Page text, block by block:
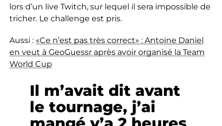
lors d’un live Twitch, sur lequel il sera impossible de
tricher. Le challenge est pris.
Aussi : «Ce n’est pas très correct» : Antoine Daniel
en veut à GeoGuessr après avoir organisé la Team
World Cup
Il m’avait dit avant
le tournage, j’ai